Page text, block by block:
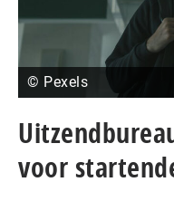
© Pexels
voor